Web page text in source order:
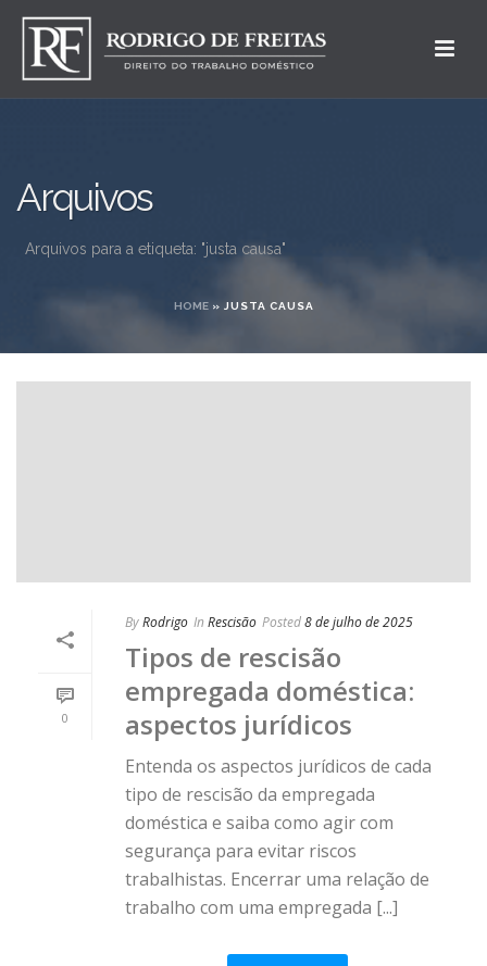
Arquivos
Arquivos para a etiqueta: "justa causa"
HOME» JUSTA CAUSA
0
ByRodrigo In Rescisão Posted8 de julho de 2025
Tipos de rescisão
empregada doméstica:
aspectos jurídicos
Entenda os aspectos jurídicos de cada
tipo de rescisão da empregada
doméstica e saiba como agir com
segurança para evitar riscos
trabalhistas. Encerrar uma relação de
trabalho com uma empregada [...]